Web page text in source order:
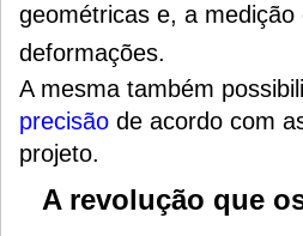
geométricas e, a
deformações.
A mesma também
precisão de acordo com
projeto.
A revolução que